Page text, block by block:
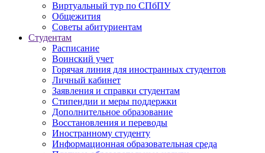
Виртуальный тур по СПбПУ
Общежития
Советы абитуриентам
Студентам
Расписание
Воинский учет
Горячая линия для иностранных студентов
Личный кабинет
Заявления и справки студентам
Стипендии и меры поддержки
Дополнительное образование
Восстановления и переводы
Иностранному студенту
Информационная образовательная среда